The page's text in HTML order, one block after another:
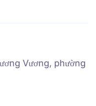
Vương, phường